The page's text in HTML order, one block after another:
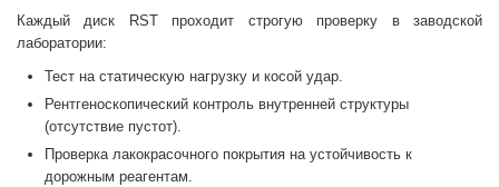
Каждый диск RST проходит строгую проверку в заводской
лаборатории:
Тест на статическую нагрузку и косой удар.
Рентгеноскопический контроль внутренней структуры
(отсутствие пустот).
Проверка лакокрасочного покрытия на устойчивость к
дорожным реагентам.